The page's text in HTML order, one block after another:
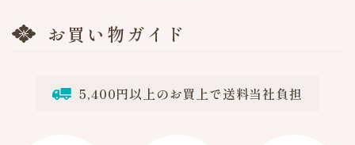
カテゴリ
お買い物ガイド
5,400円以上のお買上で送料当社負担